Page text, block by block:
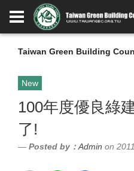
Taiwan Green Building
New
100年度優良綠
了!
Posted by： Admin on